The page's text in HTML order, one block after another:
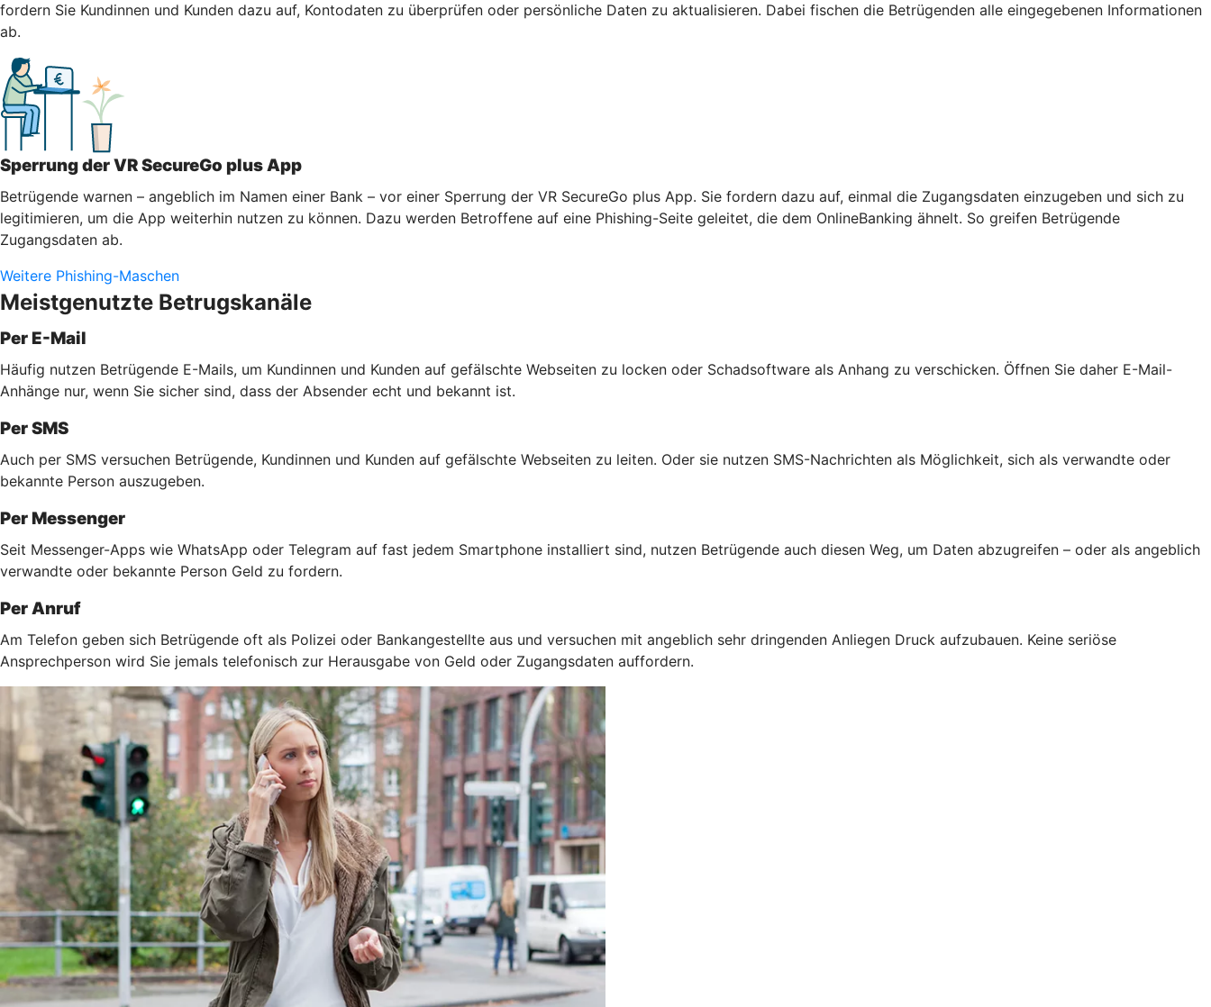
fordern Sie Kundinnen und Kunden dazu auf, Kontodaten zu überprüfen oder persönliche Daten zu aktualisieren. Dabei fischen die Betrügenden alle eingegebenen Informationen
ab.
Sperrung der VR SecureGo plus App
Betrügende warnen – angeblich im Namen einer Bank – vor einer Sperrung der VR SecureGo plus App. Sie fordern dazu auf, einmal die Zugangsdaten einzugeben und sich zu
legitimieren, um die App weiterhin nutzen zu können. Dazu werden Betroffene auf eine Phishing-Seite geleitet, die dem OnlineBanking ähnelt. So greifen Betrügende
Zugangsdaten ab.
Weitere Phishing-Maschen
Meistgenutzte Betrugskanäle
Per E-Mail
Häufig nutzen Betrügende E-Mails, um Kundinnen und Kunden auf gefälschte Webseiten zu locken oder Schadsoftware als Anhang zu verschicken. Öffnen Sie daher E-Mail-
Anhänge nur, wenn Sie sicher sind, dass der Absender echt und bekannt ist.
Per SMS
Auch per SMS versuchen Betrügende, Kundinnen und Kunden auf gefälschte Webseiten zu leiten. Oder sie nutzen SMS-Nachrichten als Möglichkeit, sich als verwandte oder
bekannte Person auszugeben.
Per Messenger
Seit Messenger-Apps wie WhatsApp oder Telegram auf fast jedem Smartphone installiert sind, nutzen Betrügende auch diesen Weg, um Daten abzugreifen – oder als angeblich
verwandte oder bekannte Person Geld zu fordern.
Per Anruf
Am Telefon geben sich Betrügende oft als Polizei oder Bankangestellte aus und versuchen mit angeblich sehr dringenden Anliegen Druck aufzubauen. Keine seriöse
Ansprechperson wird Sie jemals telefonisch zur Herausgabe von Geld oder Zugangsdaten auffordern.